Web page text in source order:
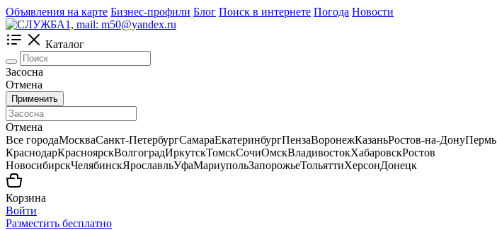
Объявления на карте Бизнес-профили Блог Поиск в интернете Погода Новости
Каталог
Засосна
Отмена
Применить
Отмена
Все городаМоскваСанкт-ПетербургСамараЕкатеринбургПензаВоронежКазаньРостов-на-ДонуПермь
КраснодарКрасноярскВолгоградИркутскТомскСочиОмскВладивостокХабаровскРостов
НовосибирскЧелябинскЯрославльУфаМариупольЗапорожьеТольяттиХерсонДонецк
Корзина
Войти
Разместить бесплатно